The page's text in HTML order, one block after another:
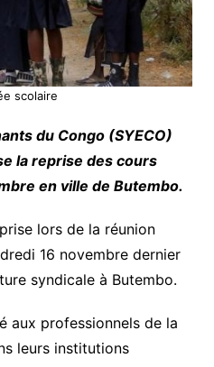
scolaire
du Congo (SYECO)
la reprise des cours
en ville de Butembo.
lors de la réunion
16 novembre dernier
syndicale à Butembo.
aux professionnels de la
leurs institutions